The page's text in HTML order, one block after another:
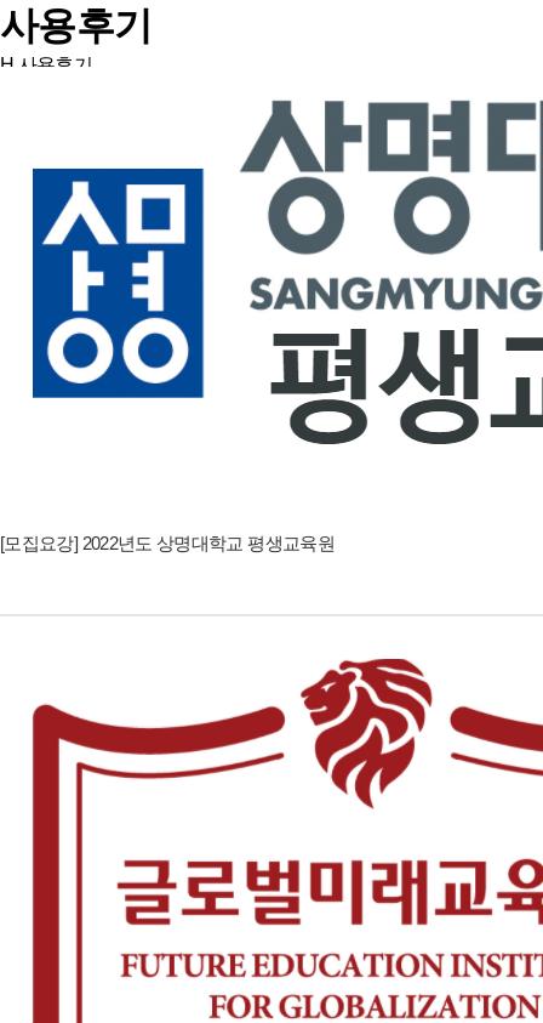
사용후기
H 사용후기
[모집요강] 2022년도 상명대학교 평생교육원